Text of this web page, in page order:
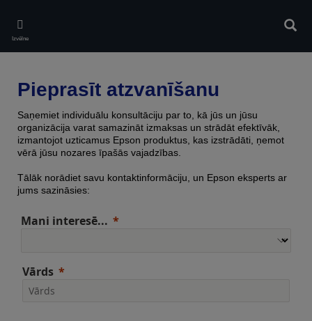
main
content
Izvēlne
Pieprasīt atzvanīšanu
Saņemiet individuālu konsultāciju par to, kā jūs un jūsu
organizācija varat samazināt izmaksas un strādāt efektīvāk,
izmantojot uzticamus Epson produktus, kas izstrādāti, ņemot
vērā jūsu nozares īpašās vajadzības.
Tālāk norādiet savu kontaktinformāciju, un Epson eksperts ar
jums sazināsies:
Mani interesē...
Vārds